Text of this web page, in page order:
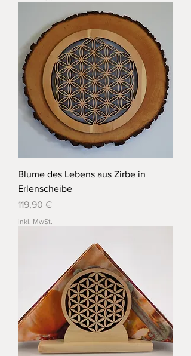
Blume des Lebens aus Zirbe in
Erlenscheibe
Preis
119,90 €
inkl. MwSt.